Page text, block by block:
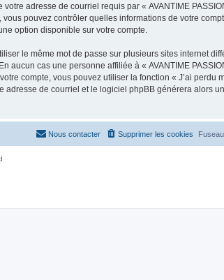
adresse de courriel requis par « AVANTIME
pouvez contrôler quelles informations de votre
option disponible sur votre compte.
le même mot de passe sur plusieurs sites internet
aucun cas une personne affiliée à « AVANTIME
compte, vous pouvez utiliser la fonction « J’ai perdu
de courriel et le logiciel phpBB générera alors
Supprimer les cookies
Nous contacter